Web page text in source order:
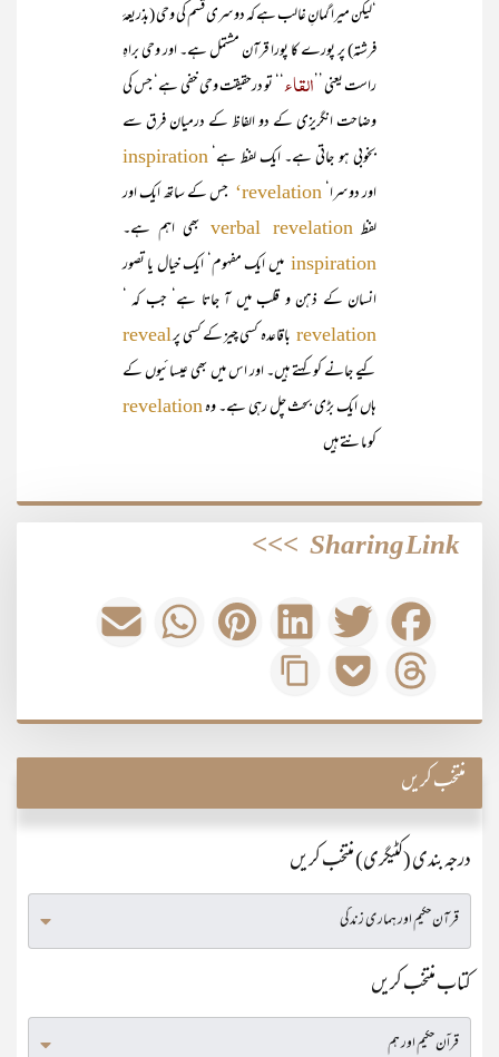
‘لیکن میرا گمانِ غالب ہے کہ دوسری قسم کی وحی (بذریعۂ
فرشتہ) پر پورے کا پورا قرآن مشتمل ہے۔ اور وحی براہِ
راست یعنی ’’ القاء ‘‘ تو درحقیقت وحی خفی ہے‘ جس کی
وضاحت انگریزی کے دو الفاظ کے درمیان فرق سے
بخوبی ہو جاتی ہے۔ ایک لفظ ہے‘ inspiration
اور دوسرا‘ revelation‘
جس کے ساتھ ایک اور
لفظ verbal revelation بھی اہم ہے۔
inspiration میں ایک مفہوم‘ ایک خیال یا تصور
انسان کے ذہن و قلب میں آ جاتا ہے‘ جب کہ ‘
revelation باقاعدہ کسی چیز کے کسی پرreveal
کیے جانے کو کہتے ہیں۔ اور اس میں بھی عیسائیوں کے
ہاں ایک بڑی بحث چل رہی ہے۔ وہrevelation
کو مانتے ہیں
Sharing Link
>>>
منتخب کریں
درجہ بندی (کٹیگری) منتخب کریں
کتاب منتخب کریں